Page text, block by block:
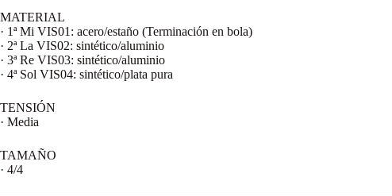
MATERIAL
· 1ª Mi VIS01: acero/estaño (Terminación en bola)
· 2ª La VIS02: sintético/aluminio
· 3ª Re VIS03: sintético/aluminio
· 4ª Sol VIS04: sintético/plata pura
TENSIÓN
· Media
TAMAÑO
· 4/4